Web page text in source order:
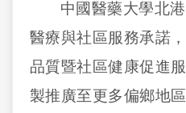
中國醫藥大學北
醫療與社區服務承諾
品質暨社區健康促進
製推廣至更多偏鄉地